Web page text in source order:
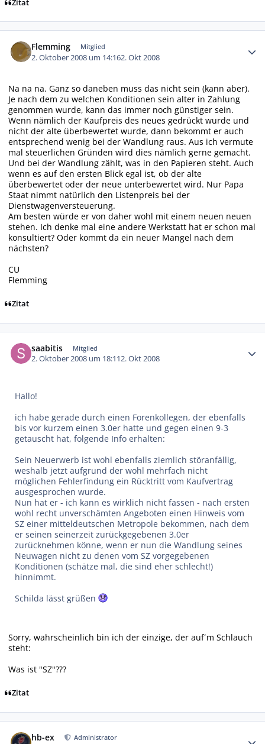
Zitat
Flemming Mitglied
2. Oktober 2008 um 14:162. Okt 2008
Na na na. Ganz so daneben muss das nicht sein (kann aber).
Je nach dem zu welchen Konditionen sein alter in Zahlung
genommen wurde, kann das immer noch günstiger sein.
Wenn nämlich der Kaufpreis des neues gedrückt wurde und
nicht der alte überbewertet wurde, dann bekommt er auch
entsprechend wenig bei der Wandlung raus. Aus ich vermute
mal steuerlichen Gründen wird dies nämlich gerne gemacht.
Und bei der Wandlung zählt, was in den Papieren steht. Auch
wenn es auf den ersten Blick egal ist, ob der alte
überbewertet oder der neue unterbewertet wird. Nur Papa
Staat nimmt natürlich den Listenpreis bei der
Dienstwagenversteuerung.
Am besten würde er von daher wohl mit einem neuen neuen
stehen. Ich denke mal eine andere Werkstatt hat er schon mal
konsultiert? Oder kommt da ein neuer Mangel nach dem
nächsten?
CU
Flemming
Zitat
saabitis Mitglied
2. Oktober 2008 um 18:112. Okt 2008
Hallo!
ich habe gerade durch einen Forenkollegen, der ebenfalls
bis vor kurzem einen 3.0er hatte und gegen einen 9-3
getauscht hat, folgende Info erhalten:
Sein Neuerwerb ist wohl ebenfalls ziemlich störanfällig,
weshalb jetzt aufgrund der wohl mehrfach nicht
möglichen Fehlerfindung ein Rücktritt vom Kaufvertrag
ausgesprochen wurde.
Nun hat er - ich kann es wirklich nicht fassen - nach ersten
wohl recht unverschämten Angeboten einen Hinweis vom
SZ einer mitteldeutschen Metropole bekommen, nach dem
er seinen seinerzeit zurückgegebenen 3.0er
zurücknehmen könne, wenn er nun die Wandlung seines
Neuwagen nicht zu denen vom SZ vorgegebenen
Konditionen (schätze mal, die sind eher schlecht!)
hinnimmt.
Schilda lässt grüßen
Sorry, wahrscheinlich bin ich der einzige, der auf´m Schlauch
steht:
Was ist "SZ"???
Zitat
hb-ex Administrator